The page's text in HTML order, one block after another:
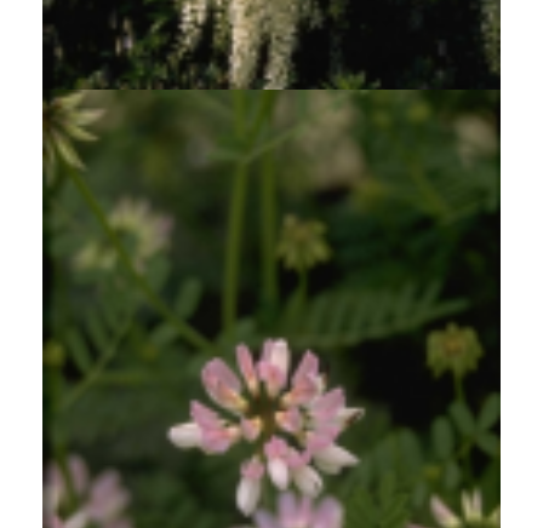
Blauweregen
Wisteria floribunda 'Shiro-noda'